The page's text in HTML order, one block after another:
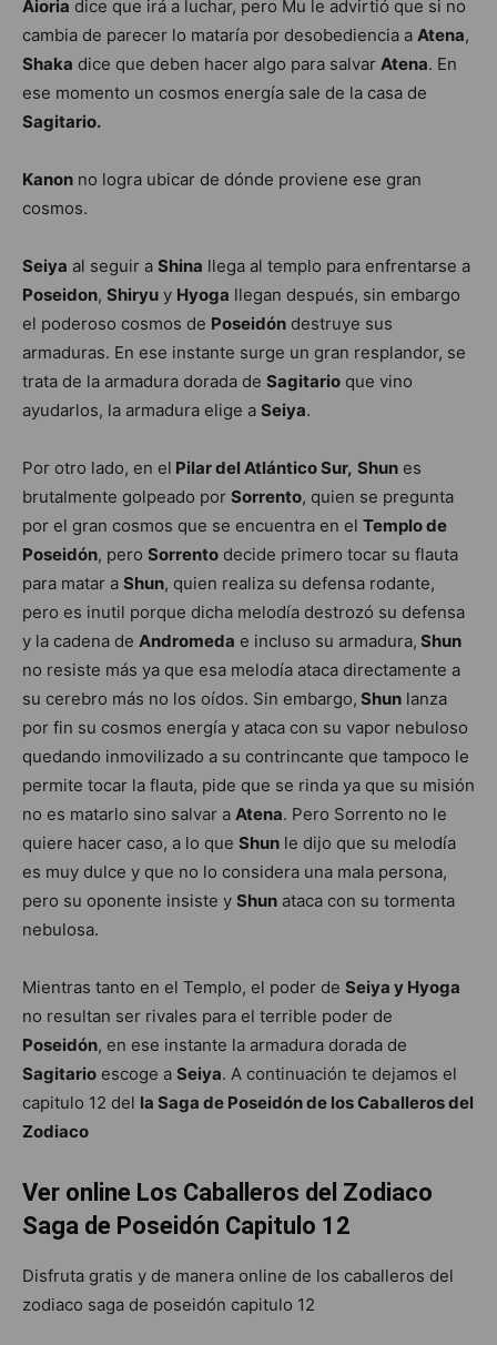
Aioria dice que irá a luchar, pero Mu le advirtió que si no
cambia de parecer lo mataría por desobediencia a Atena,
Shaka dice que deben hacer algo para salvar Atena. En
ese momento un cosmos energía sale de la casa de
Sagitario.
Kanon no logra ubicar de dónde proviene ese gran
cosmos.
Seiya al seguir a Shina llega al templo para enfrentarse a
Poseidon, Shiryu y Hyoga llegan después, sin embargo
el poderoso cosmos de Poseidón destruye sus
armaduras. En ese instante surge un gran resplandor, se
trata de la armadura dorada de Sagitario que vino
ayudarlos, la armadura elige a Seiya.
Por otro lado, en el Pilar del Atlántico Sur, Shun es
brutalmente golpeado por Sorrento, quien se pregunta
por el gran cosmos que se encuentra en el Templo de
Poseidón, pero Sorrento decide primero tocar su flauta
para matar a Shun, quien realiza su defensa rodante,
pero es inutil porque dicha melodía destrozó su defensa
y la cadena de Andromeda e incluso su armadura, Shun
no resiste más ya que esa melodía ataca directamente a
su cerebro más no los oídos. Sin embargo, Shun lanza
por fin su cosmos energía y ataca con su vapor nebuloso
quedando inmovilizado a su contrincante que tampoco le
permite tocar la flauta, pide que se rinda ya que su misión
no es matarlo sino salvar a Atena. Pero Sorrento no le
quiere hacer caso, a lo que Shun le dijo que su melodía
es muy dulce y que no lo considera una mala persona,
pero su oponente insiste y Shun ataca con su tormenta
nebulosa.
Mientras tanto en el Templo, el poder de Seiya y Hyoga
no resultan ser rivales para el terrible poder de
Poseidón, en ese instante la armadura dorada de
Sagitario escoge a Seiya. A continuación te dejamos el
capitulo 12 del la Saga de Poseidón de los Caballeros del
Zodiaco
Ver online Los Caballeros del Zodiaco
Saga de Poseidón Capitulo 12
Disfruta gratis y de manera online de los caballeros del
zodiaco saga de poseidón capitulo 12